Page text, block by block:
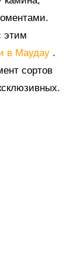
этим
в Маудау .
сортов